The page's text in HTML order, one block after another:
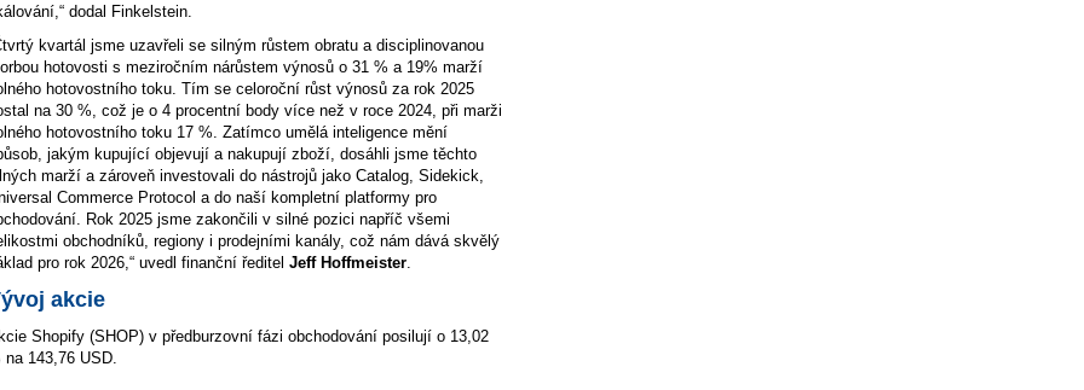
dodal Finkelstein.
kvartál jsme uzavřeli se silným růstem obratu a disciplinovanou
hotovosti s meziročním nárůstem výnosů o 31 % a 19% marží
hotovostního toku. Tím se celoroční růst výnosů za rok 2025
na 30 %, což je o 4 procentní body více než v roce 2024, při marži
hotovostního toku 17 %. Zatímco umělá inteligence mění
jakým kupující objevují a nakupují zboží, dosáhli jsme těchto
marží a zároveň investovali do nástrojů jako Catalog, Sidekick,
Commerce Protocol a do naší kompletní platformy pro
Rok 2025 jsme zakončili v silné pozici napříč všemi
obchodníků, regiony i prodejními kanály, což nám dává skvělý
pro rok 2026,“ uvedl finanční ředitel Jeff Hoffmeister
akcie
Shopify (SHOP) v předburzovní fázi obchodování posilují o 13,02
na 143,76 USD.